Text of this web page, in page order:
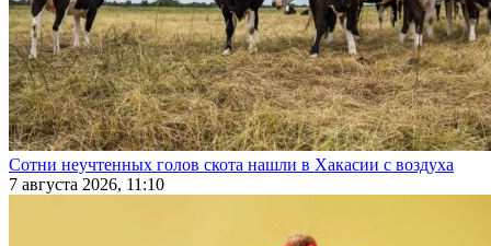
Сотни неучтенных голов скота нашли в Хакасии с воздуха
7 августа 2026, 11:10